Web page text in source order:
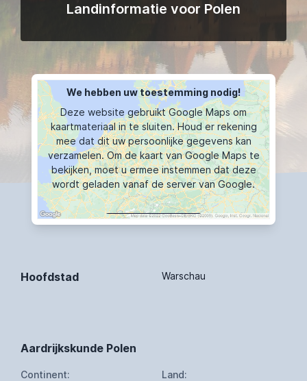
Landinformatie voor Polen
We hebben uw toestemming nodig!
Deze website gebruikt Google Maps om
kaartmateriaal in te sluiten. Houd er rekening
mee dat dit uw persoonlijke gegevens kan
verzamelen. Om de kaart van Google Maps te
bekijken, moet u ermee instemmen dat deze
wordt geladen vanaf de server van Google.
KAART TOONT
Hoofdstad Warschau
Aardrijkskunde Polen
Continent:
Land: